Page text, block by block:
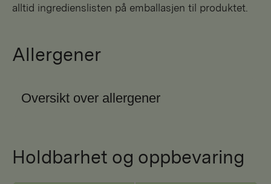
alltid ingredienslisten på emballasjen til produktet.
Allergener
Oversikt over allergener
Holdbarhet og oppbevaring